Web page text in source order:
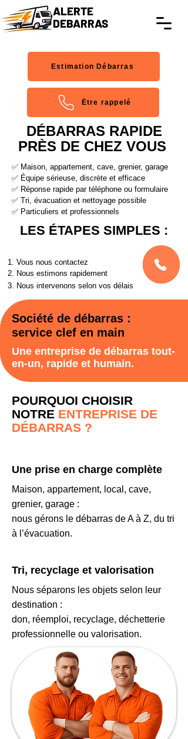
ALERTE
DEBARRAS
Estimation Débarras
Être rappelé
DÉBARRAS RAPIDE
PRÈS DE CHEZ VOUS
✅ Maison, appartement, cave, grenier, garage
✅ Équipe sérieuse, discrète et efficace
✅ Réponse rapide par téléphone ou formulaire
✅ Tri, évacuation et nettoyage possible
✅ Particuliers et professionnels
LES ÉTAPES SIMPLES :
1. Vous nous contactez
2. Nous estimons rapidement
3. Nous intervenons selon vos délais
Société de débarras :
service clef en main
Une entreprise de débarras tout-
en-un, rapide et humain.
POURQUOI CHOISIR
NOTRE ENTREPRISE DE
DÉBARRAS ?
Une prise en charge complète
Maison, appartement, local, cave,
grenier, garage :
nous gérons le débarras de A à Z, du tri
à l’évacuation.
Tri, recyclage et valorisation
Nous séparons les objets selon leur
destination :
don, réemploi, recyclage, déchetterie
professionnelle ou valorisation.